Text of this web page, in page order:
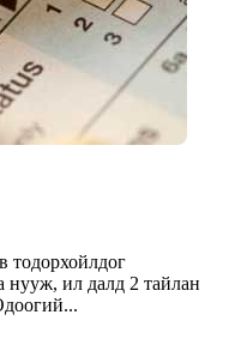
тодорхойлдог
нууж, ил далд 2 тайлан